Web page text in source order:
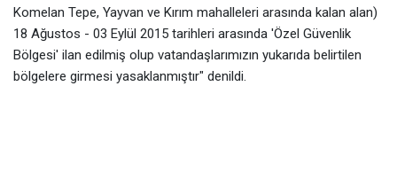
Komelan Tepe, Yayvan ve Kırım mahalleleri arasında kalan alan)
18 Ağustos - 03 Eylül 2015 tarihleri arasında 'Özel Güvenlik
Bölgesi' ilan edilmiş olup vatandaşlarımızın yukarıda belirtilen
bölgelere girmesi yasaklanmıştır" denildi.